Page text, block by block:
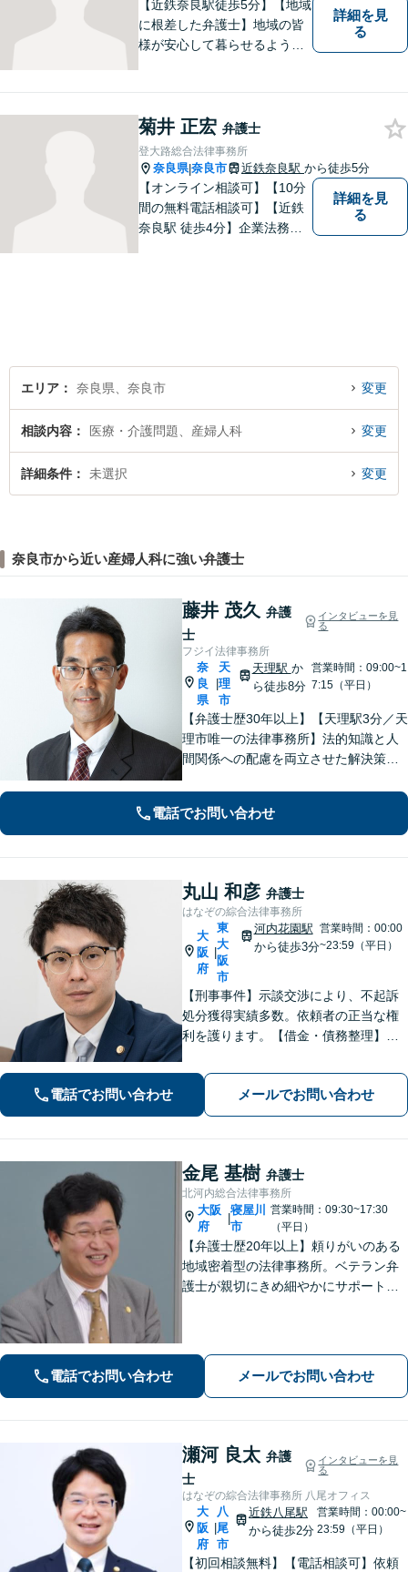
【近鉄奈良駅徒歩5分】【地域
に根差した弁護士】地域の皆
様が安心して暮らせるように
対応します。【夜間／休日対
応可】法律トラブルでお悩み
の方は、お気軽にご相談くだ
さい。
詳細を見
る
菊井 正宏 弁護士
登大路総合法律事務所
奈良県|奈良市 近鉄奈良駅 から徒歩5分
【オンライン相談可】【10分
間の無料電話相談可】【近鉄
奈良駅 徒歩4分】企業法務／
詳細を見
る
エリア 奈良県、奈良市 変更
相談内容 医療・介護問題、産婦人科 変更
詳細条件 未選択 変更
奈良市から近い産婦人科に強い弁護士
藤井 茂久 弁護
士
インタビューを見
る
フジイ法律事務所
奈
良
県
天
理
市
天理駅 か
ら徒歩8分
営業時間：09:00~1
7:15（平日）
【弁護士歴30年以上】【天理駅3分／天
理市唯一の法律事務所】法的知識と人
間関係への配慮を両立させた解決策を
法書士・不動産鑑定士など」相続に関
わる問題を総合的に解決へ導きます
電話でお問い合わせ
丸山 和彦 弁護士
はなぞの綜合法律事務所
大
阪
府
東
大
阪
市
河内花園駅
から徒歩3分
営業時間：00:00
~23:59（平日）
【刑事事件】示談交渉により、不起訴
処分獲得実績多数。依頼者の正当な権
利を護ります。【借金・債務整理】借
問題】不貞慰謝料の獲得、減額実績多
数。独りで悩まず、先ずはお話をお聞
かせ下さい。【土日・夜間対応可】
電話でお問い合わせ メールでお問い合わせ
金尾 基樹 弁護士
北河内総合法律事務所
大阪
府
|
寝屋川
市
営業時間：09:30~17:30
（平日）
【弁護士歴20年以上】頼りがいのある
地域密着型の法律事務所。ベテラン弁
護士が親切にきめ細やかにサポートし
料（一部除く）】【夜間・休日の相談
電話でお問い合わせ メールでお問い合わせ
瀬河 良太 弁護
士
インタビューを見
る
はなぞの綜合法律事務所 八尾オフィス
大
阪
府
八
尾
市
近鉄八尾駅
から徒歩2分
営業時間：00:00~
23:59（平日）
【初回相談無料】【電話相談可】依頼